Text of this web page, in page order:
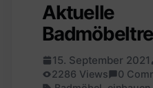
Aktuelle
15. September 2021
2286 Views
0